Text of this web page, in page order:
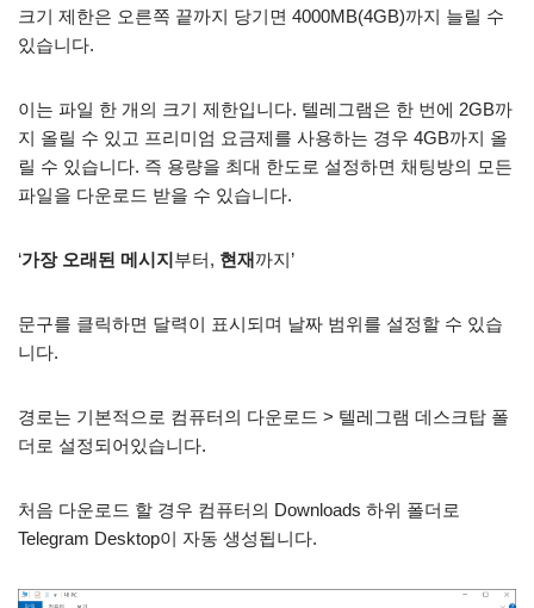
크기 제한은 오른쪽 끝까지 당기면 4000MB(4GB)까지 늘릴 수
있습니다.
이는 파일 한 개의 크기 제한입니다. 텔레그램은 한 번에 2GB까
지 올릴 수 있고 프리미엄 요금제를 사용하는 경우 4GB까지 올
릴 수 있습니다. 즉 용량을 최대 한도로 설정하면 채팅방의 모든
파일을 다운로드 받을 수 있습니다.
‘가장 오래된 메시지부터, 현재까지’
문구를 클릭하면 달력이 표시되며 날짜 범위를 설정할 수 있습
니다.
경로는 기본적으로 컴퓨터의 다운로드 > 텔레그램 데스크탑 폴
더로 설정되어있습니다.
처음 다운로드 할 경우 컴퓨터의 Downloads 하위 폴더로
Telegram Desktop이 자동 생성됩니다.